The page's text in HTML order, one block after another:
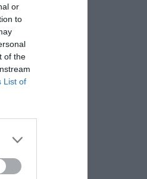
or
to
of the
List of